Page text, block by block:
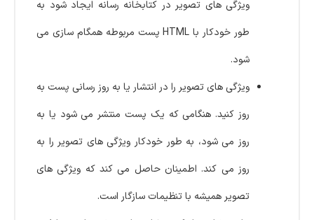
ویژگی های تصویر در کتابخانه رسانه ایجاد شود به
طور خودکار با HTML پست مربوطه همگام سازی می
شود.
ویژگی های تصویر را در انتشار یا به روز رسانی پست به
روز کنید. هنگامی که یک پست منتشر می شود یا به
روز می شود، به طور خودکار ویژگی های تصویر را به
روز می کند. اطمینان حاصل می کند که ویژگی های
تصویر همیشه با تنظیمات سازگار است.